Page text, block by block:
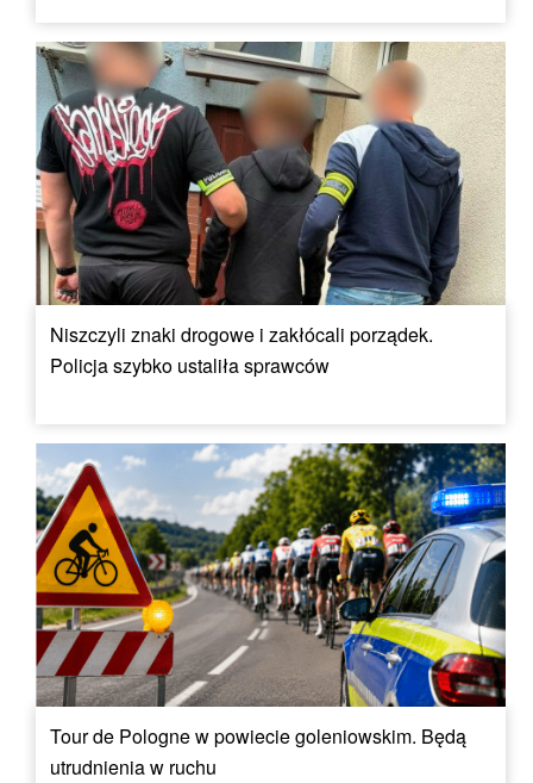
Niszczyli znaki drogowe i zakłócali porządek.
Policja szybko ustaliła sprawców
Tour de Pologne w powiecie goleniowskim. Będą
utrudnienia w ruchu